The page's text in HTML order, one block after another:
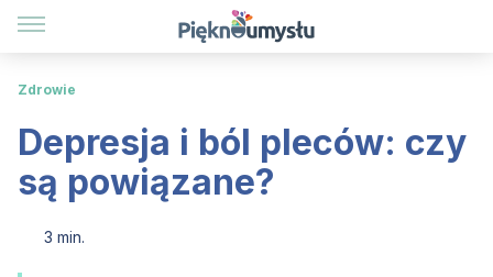
Zdrowie
Depresja i ból pleców: czy
są powiązane?
3 min.